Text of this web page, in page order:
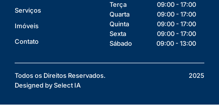
Serviços
Imóveis
Contato
Terça
09:00 - 17:00
Quarta
09:00 - 17:00
Quinta
09:00 - 17:00
Sexta
09:00 - 17:00
Sábado
09:00 - 13:00
Todos os Direitos Reservados.
Designed by Select IA
2025